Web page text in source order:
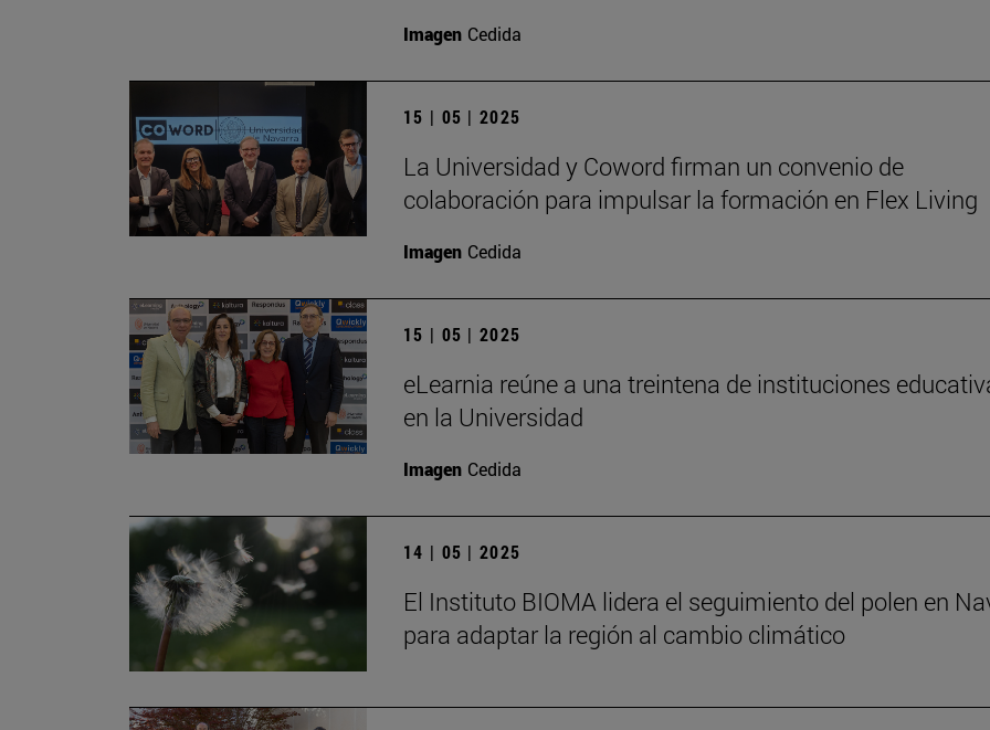
Imagen Cedida
15 | 05 | 2025
La Universidad y Coword firman un convenio de
colaboración para impulsar la formación en Flex Living
Imagen Cedida
15 | 05 | 2025
eLearnia reúne a una treintena de instituciones
en la Universidad
Imagen Cedida
14 | 05 | 2025
El Instituto BIOMA lidera el seguimiento del polen en
para adaptar la región al cambio climático